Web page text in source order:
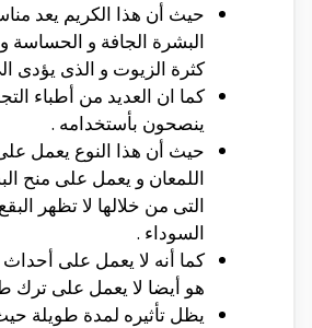
حيث أن هذا الكريم يعد
البشرة الجافة و الحساسة
كثرة الزيوت و الذى يؤدى
كما ان العديد من أطباء
ينصحون بأستخدامه .
حيث أن هذا النوع يعمل
اللمعان و يعمل على منح
التى من خلالها لا تظهر
السوداء .
كما أنه لا يعمل على أحداث
هو أيضا لا يعمل على ترك
يظل تأثيره لمدة طويلة